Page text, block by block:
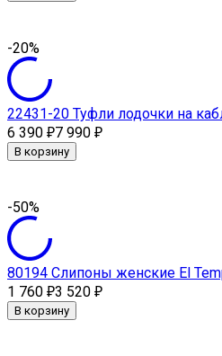
-20%
22431-20 Туфли лодочки на
6 390 ₽7 990 ₽
В корзину
-50%
80194 Слипоны женские El
1 760 ₽3 520 ₽
В корзину